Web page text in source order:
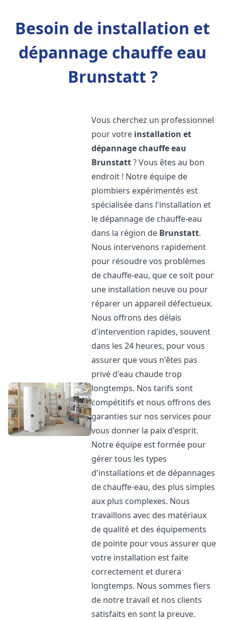
Besoin de installation et
dépannage chauffe eau
Brunstatt ?
Vous cherchez un professionnel
pour votre installation et
dépannage chauffe eau
Brunstatt? Vous êtes au bon
endroit ! Notre équipe de
plombiers expérimentés est
spécialisée dans l'installation et
le dépannage de chauffe-eau
dans la région de Brunstatt.
Nous intervenons rapidement
pour résoudre vos problèmes
de chauffe-eau, que ce soit pour
une installation neuve ou pour
réparer un appareil défectueux.
Nous offrons des délais
d'intervention rapides, souvent
dans les 24 heures, pour vous
assurer que vous n'êtes pas
privé d'eau chaude trop
longtemps. Nos tarifs sont
compétitifs et nous offrons des
garanties sur nos services pour
vous donner la paix d'esprit.
Notre équipe est formée pour
gérer tous les types
d'installations et de dépannages
de chauffe-eau, des plus simples
aux plus complexes. Nous
travaillons avec des matériaux
de qualité et des équipements
de pointe pour vous assurer que
votre installation est faite
correctement et durera
longtemps. Nous sommes fiers
de notre travail et nos clients
satisfaits en sont la preuve.